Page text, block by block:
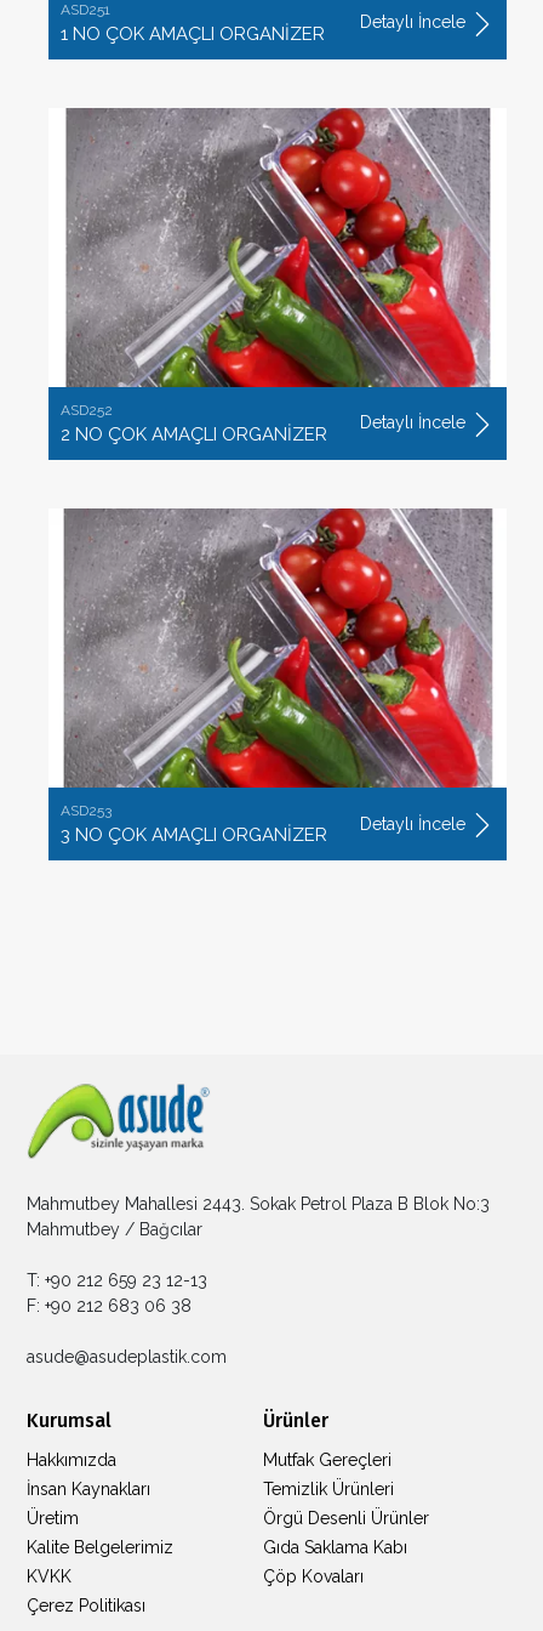
ASD251
1 NO ÇOK AMAÇLI ORGANİZER
Detaylı İncele
ASD252
2 NO ÇOK AMAÇLI ORGANİZER
Detaylı İncele
ASD253
3 NO ÇOK AMAÇLI ORGANİZER
Detaylı İncele
Mahmutbey Mahallesi 2443. Sokak Petrol Plaza B Blok No:3
Mahmutbey / Bağcılar
T: +90 212 659 23 12-13
F: +90 212 683 06 38
asude@asudeplastik.com
Kurumsal
Hakkımızda
İnsan Kaynakları
Üretim
Kalite Belgelerimiz
KVKK
Çerez Politikası
Ürünler
Mutfak Gereçleri
Temizlik Ürünleri
Örgü Desenli Ürünler
Gıda Saklama Kabı
Çöp Kovaları